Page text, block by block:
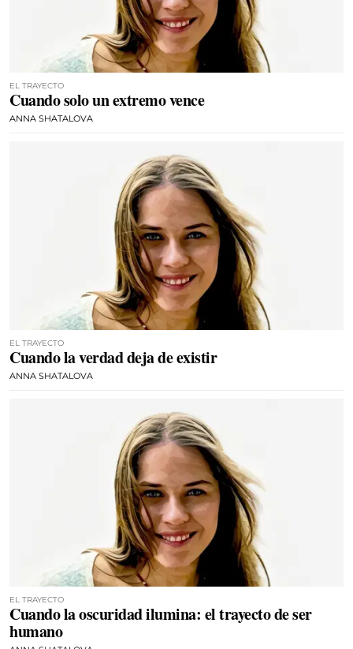
EL TRAYECTO
Cuando solo un extremo vence
ANNA SHATALOVA
EL TRAYECTO
Cuando la verdad deja de existir
ANNA SHATALOVA
EL TRAYECTO
Cuando la oscuridad ilumina: el trayecto de ser
humano